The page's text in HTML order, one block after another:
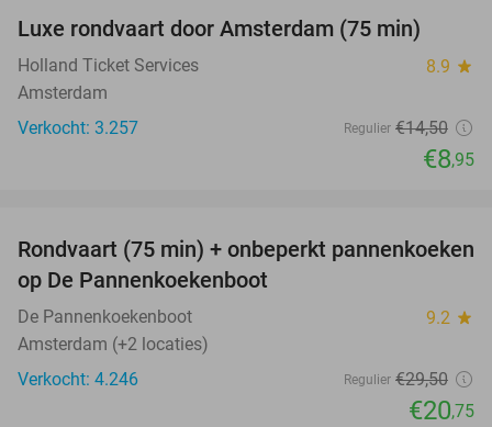
Luxe rondvaart door Amsterdam (75 min)
Holland Ticket Services 8.9 star
Amsterdam
Verkocht: 3.257
Regulier €14,50
€8,95
30%
Rondvaart (75 min) + onbeperkt pannenkoeken
op De Pannenkoekenboot
De Pannenkoekenboot 9.2 star
Amsterdam (+2 locaties)
Verkocht: 4.246
Regulier €29,50
€20,75